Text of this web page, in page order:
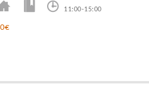
11:00-15:00